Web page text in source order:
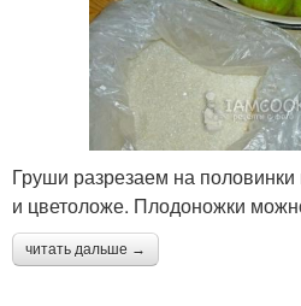
Груши разрезаем на
и цветоложе. Плодоножки
читать дальше →